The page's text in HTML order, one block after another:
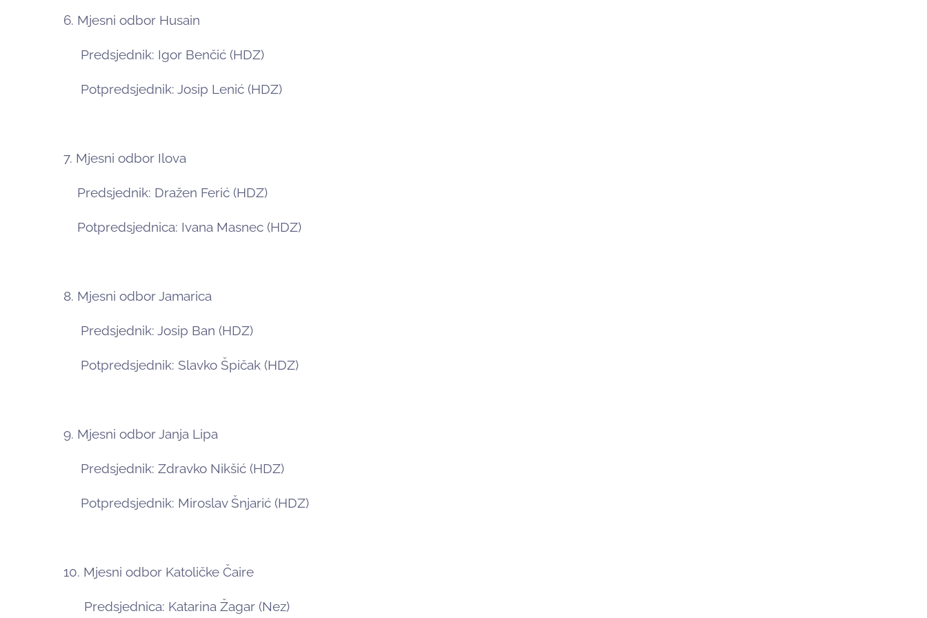
6. Mjesni odbor Husain
Predsjednik: Igor Benčić (HDZ)
Potpredsjednik: Josip Lenić (HDZ)
7. Mjesni odbor Ilova
Predsjednik: Dražen Ferić (HDZ)
Potpredsjednica: Ivana Masnec (HDZ)
8. Mjesni odbor Jamarica
Predsjednik: Josip Ban (HDZ)
Potpredsjednik: Slavko Špičak (HDZ)
9. Mjesni odbor Janja Lipa
Predsjednik: Zdravko Nikšić (HDZ)
Potpredsjednik: Miroslav Šnjarić (HDZ)
10. Mjesni odbor Katoličke Čaire
Predsjednica: Katarina Žagar (Nez)